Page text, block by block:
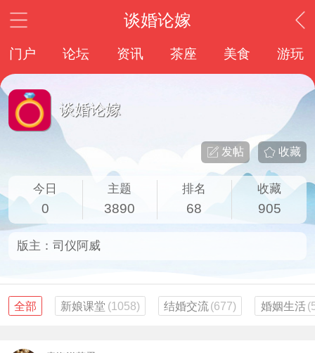
谈婚论嫁
门户 论坛 资讯 茶座 美食 游玩
谈婚论嫁
收藏
发帖
今日
0
主题
3890
排名
68
收藏
905
版主： 司仪阿威
全部 新娘课堂 (1058) 结婚交流(677) 婚姻生活